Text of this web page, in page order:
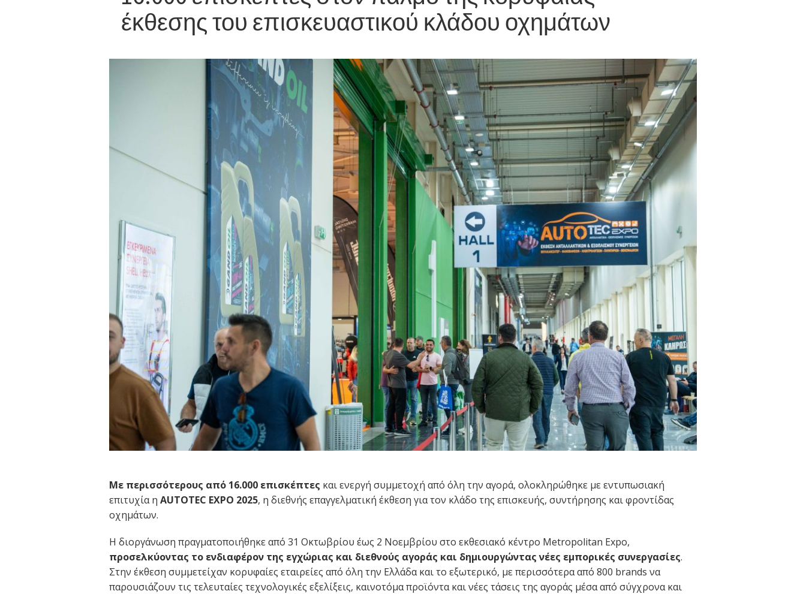
έκθεσης του επισκευαστικού κλάδου οχημάτων
Με περισσότερους από 16.000 επισκέπτες και ενεργή συμμετοχή από όλη την αγορά, ολοκληρώθηκε με εντυπωσιακή
επιτυχία η AUTOTEC EXPO 2025, η διεθνής επαγγελματική έκθεση για τον κλάδο της επισκευής, συντήρησης και φροντίδας
οχημάτων.
Η διοργάνωση πραγματοποιήθηκε από 31 Οκτωβρίου έως 2 Νοεμβρίου στο εκθεσιακό κέντρο Metropolitan Expo,
προσελκύοντας το ενδιαφέρον της εγχώριας και διεθνούς αγοράς και δημιουργώντας νέες εμπορικές συνεργασίες.
Στην έκθεση συμμετείχαν κορυφαίες εταιρείες από όλη την Ελλάδα και το εξωτερικό, με περισσότερα από 800 brands να
παρουσιάζουν τις τελευταίες τεχνολογικές εξελίξεις, καινοτόμα προϊόντα και νέες τάσεις της αγοράς μέσα από σύγχρονα και